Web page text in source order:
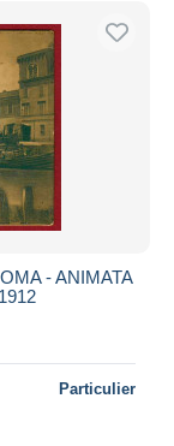
- ANIMATA
Particulier